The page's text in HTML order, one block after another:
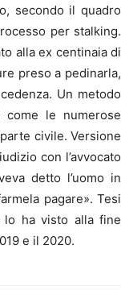
secondo il quadro
per stalking.
alla ex centinaia di
preso a pedinarla,
Un metodo
come le numerose
civile. Versione
con l’avvocato
detto l’uomo in
pagare». Tesi
lo ha visto alla fine
e il 2020.